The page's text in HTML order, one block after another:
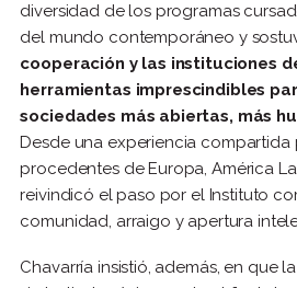
diversidad de los programas
del mundo contemporáneo y
cooperación y las instituciones
herramientas imprescindibles
sociedades más abiertas, más
Desde una experiencia compartida
procedentes de Europa, América
reivindicó el paso por el Instituto
comunidad, arraigo y apertura
Chavarría insistió, además, en que